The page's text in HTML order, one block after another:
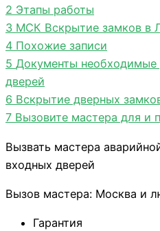
2 Этапы работы
3 МСК Вскрытие замков в
4 Похожие записи
5 Документы необходимые
дверей
6 Вскрытие дверных
7 Вызовите мастера для и
Вызвать мастера
входных дверей
Вызов мастера: Москва и
Гарантия